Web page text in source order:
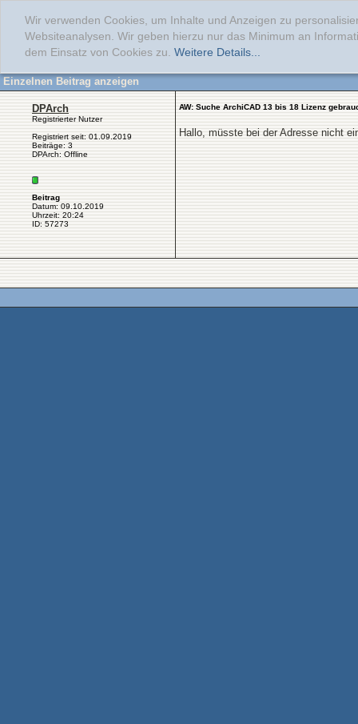
Wir verwenden Cookies, um Inhalte und Anzeigen zu
Websiteanalysen. Wir geben hierzu nur das Minimum an
dem Einsatz von Cookies zu. Weitere Details...
Einzelnen Beitrag anzeigen
DPArch
Registrierter Nutzer
Registriert seit: 01.09.2019
Beiträge: 3
DPArch: Offline
Beitrag
Datum: 09.10.2019
Uhrzeit: 20:24
ID: 57273
AW: Suche ArchiCAD 13 bis 18 Lizenz
Hallo, müsste bei der Adresse nicht